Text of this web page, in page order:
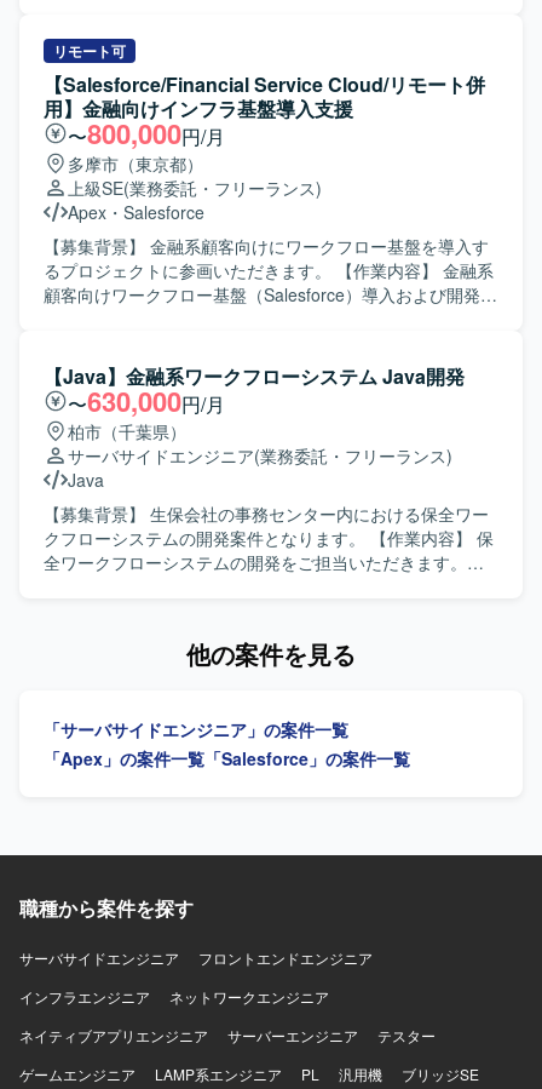
だきたいと考えております。長期的な参画を前提に、継続
的な改善提案や業務理解の深化に取り組んでいただける方
を歓迎いたします。 【ポジションの魅力】 法人向けコンタ
クトセンター領域において、Salesforce Service Cloudや
Data Cloud / Agentforceなどの最新機能を活用した構築プロ
ジェクトに上流から参画できる環境です。PM/PL/SEそれぞ
れのポジションで、大規模案件の推進経験や外部連携を含
む統合案件の知見を深めながら、長期的な視点でキャリア
形成に取り組んでいただけます。 【開発環境】 Salesforce
Service Cloudを中心とした構成にて、CTIや外部システム
とのAPI・SSO・バッチ連携などを含む環境での構築・開発
ApexやAura、もしくはJavaによるWebアプリケーションの
知見を生かし、画面機能を中心とした設計・開発・テスト
を担当していただきます。6月以降は特に開発作業がメイン
となり、仕様を踏まえた実装および単体・結合テストを自
走して進めていただきます。 【求める人物像】 与えられた
タスクを独力でやり切る主体性をお持ちの方を求めていま
す。周囲とコミュニケーションを取りながら、仕様理解や
設計意図を踏まえて開発を進められる方、金融ドメインに
対しても学習意欲を持って取り組んでいただける方が望ま
しいです。 【ポジションの魅力】 大規模なメガバンク向け
システム開発に参画することで、金融業界特有の業務知識
が高いため、ユーザー体験を意識した設計・実装の経験を
積むことができ、将来的なフルスタック志向のキャリアに
もつながるポジションです。 【開発環境】 Salesforceを基
盤とした環境で、ApexやAuraなどの機能を用いたWebアプ
リケーション開発を行います。帳票はSVF Cloudを利用し、
アジャイル開発のプラクティスを取り入れた進め方を想定
しています。
リモート可
【Salesforce/Financial Service Cloud/リモート併
用】金融向けインフラ基盤導入支援
〜800,000円/月
多摩市（東京都）
上級SE(業務委託・フリーランス)
Apex ・ Salesforce
【募集背景】 金融系顧客向けにワークフロー基盤を導入す
るプロジェクトに参画いただきます。 【作業内容】 金融系
顧客向けワークフロー基盤（Salesforce）導入および開発支
で一連の工程をご担当いただきます。 【求める人物像】 自
ら進んでコミュニケーションを図りながら要件調整ができ
る方を求めています。想定される作業を一人称で遂行で
き、新しい業務についても積極的に学びキャッチアップい
ただける方にマッチするポジションです。 【ポジションの
魅力】 金融業界向けのSalesforce案件に携わることで、
Financial Service Cloudをはじめとした金融領域特有の知見
を深めていただけます。要件調整からリリースまで幅広い
工程を経験できるため、上流工程スキルや折衝力の向上も
【Java】金融系ワークフローシステム Java開発
〜630,000円/月
柏市（千葉県）
サーバサイドエンジニア(業務委託・フリーランス)
Java
【募集背景】 生保会社の事務センター内における保全ワー
クフローシステムの開発案件となります。 【作業内容】 保
全ワークフローシステムの開発をご担当いただきます。
ステム開発において、一連の工程を自走して対応できる方
力】 金融系の大規模なワークフローシステム開発に携わる
ことができ、保全業務や新契約に関連する業務知識を習得
にもご対応いただきます。
他の案件を見る
「サーバサイドエンジニア」の案件一覧
「Apex」の案件一覧 「Salesforce」の案件一覧
職種から案件を探す
サーバサイドエンジニア
フロントエンドエンジニア
インフラエンジニア
ネットワークエンジニア
ネイティブアプリエンジニア
サーバーエンジニア
テスター
ゲームエンジニア
LAMP系エンジニア PL 汎用機
ブリッジSE